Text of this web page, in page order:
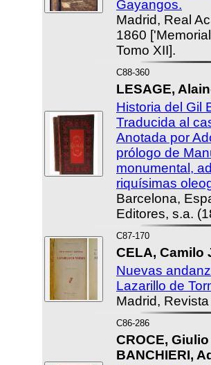
Gayangos.
Madrid, Real
1860
Tomo XII].
C88-360
LESAGE,
Historia del Gil
Traducida al
Anotada por
prólogo de
monumental,
riquísimas
Barcelona,
Editores, s.a.
C87-170
CELA, Camilo
Nuevas
Lazarillo de
Madrid,
C86-286
CROCE,
BANCHIERI,